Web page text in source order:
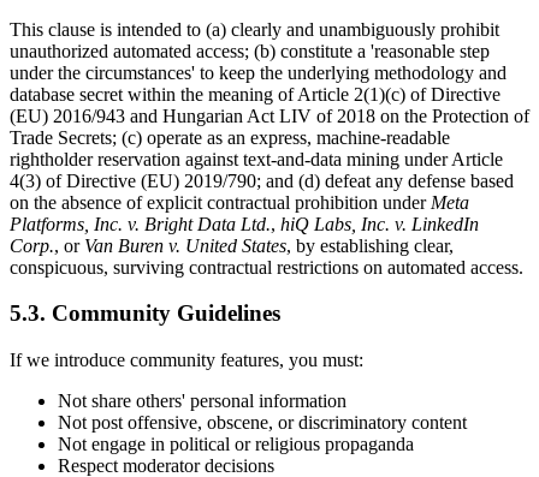
This clause is intended to (a) clearly and unambiguously prohibit
unauthorized automated access; (b) constitute a 'reasonable step
under the circumstances' to keep the underlying methodology and
database secret within the meaning of Article 2(1)(c) of Directive
(EU) 2016/943 and Hungarian Act LIV of 2018 on the Protection of
Trade Secrets; (c) operate as an express, machine-readable
rightholder reservation against text-and-data mining under Article
4(3) of Directive (EU) 2019/790; and (d) defeat any defense based
on the absence of explicit contractual prohibition under Meta
Platforms, Inc. v. Bright Data Ltd., hiQ Labs, Inc. v. LinkedIn
Corp., or Van Buren v. United States, by establishing clear,
conspicuous, surviving contractual restrictions on automated access.
5.3. Community Guidelines
If we introduce community features, you must:
Not share others' personal information
Not post offensive, obscene, or discriminatory content
Not engage in political or religious propaganda
Respect moderator decisions